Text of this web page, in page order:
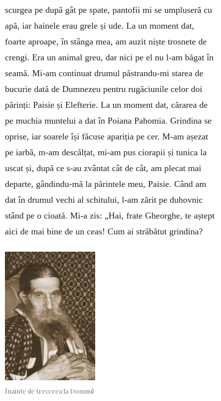
scurgea pe după gât pe spate, pantofii mi se umpluseră cu
apă, iar hainele erau grele și ude. La un moment dat,
foarte aproape, în stânga mea, am auzit niște trosnete de
crengi. Era un animal greu, dar nici pe el nu l-am băgat în
seamă. Mi-am continuat drumul păstrandu-mi starea de
bucurie dată de Dumnezeu pentru rugăciunile celor doi
părinți: Paisie și Elefterie. La un moment dat, cărarea de
pe muchia muntelui a dat în Poiana Pahomia. Grindina se
oprise, iar soarele își făcuse apariția pe cer. M-am așezat
pe iarbă, m-am descălțat, mi-am pus ciorapii și tunica la
uscat și, după ce s-au zvântat cât de cât, am plecat mai
departe, gândindu-mă la părintele meu, Paisie. Când am
dat în drumul vechi al schitului, l-am zărit pe duhovnic
stând pe o cioată. Mi-a zis: „Hai, frate Gheorghe, te aștept
aici de mai bine de un ceas! Cum ai străbătut grindina?
Înainte de trecerea la Domnul